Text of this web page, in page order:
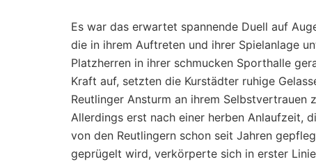
Es war das erwartet spannende Duell auf
die in ihrem Auftreten und ihrer Spielanlage
Platzherren in ihrer schmucken Sporthalle
Kraft auf, setzten die Kurstädter ruhige
Reutlinger Ansturm an ihrem Selbstvertrauen
Allerdings erst nach einer herben Anlaufzeit,
von den Reutlingern schon seit Jahren
geprügelt wird, verkörperte sich in erster